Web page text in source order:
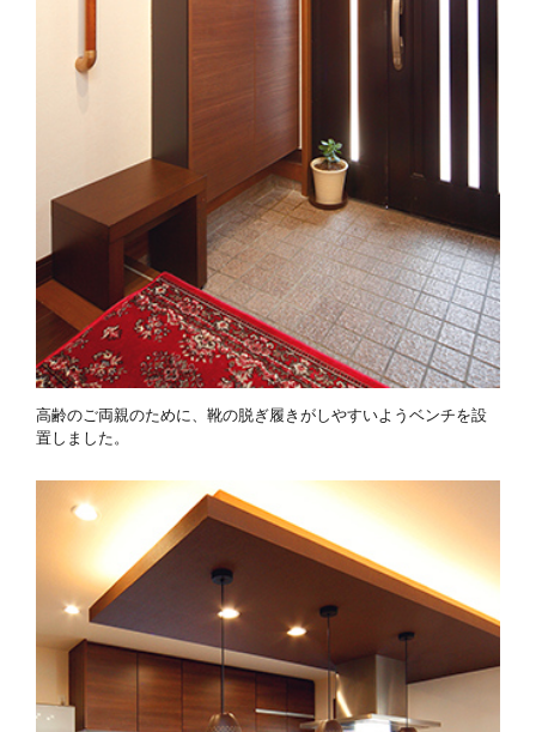
高齢のご両親のために、靴の脱ぎ履きがしやすいようベンチを設
置しました。